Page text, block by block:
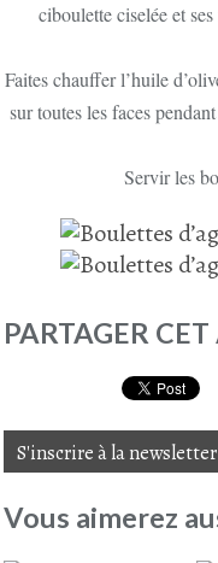
ciboulette ciselée et
Faites chauffer l’huile
sur toutes les faces
Servir les
PARTAGER
S'inscrire à la newsletter
Vous aimerez